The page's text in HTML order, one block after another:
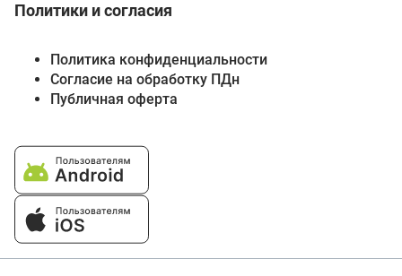
Политики и согласия
Политика конфиденциальности
Согласие на обработку ПДн
Публичная оферта